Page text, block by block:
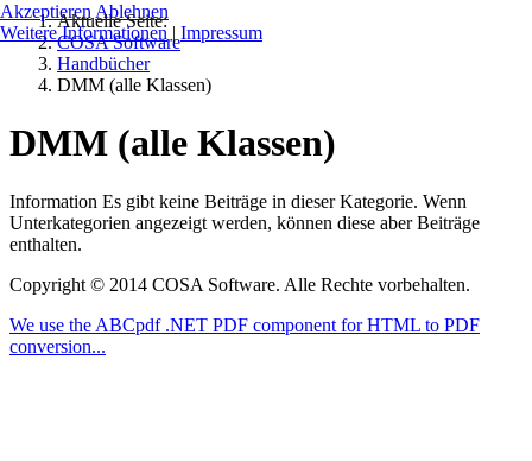
Aktuelle Seite:
COSA Software
Handbücher
DMM (alle Klassen)
DMM (alle Klassen)
Information Es gibt keine Beiträge in dieser Kategorie. Wenn
Unterkategorien angezeigt werden, können diese aber Beiträge
enthalten.
Copyright © 2014 COSA Software. Alle Rechte vorbehalten.
We use the ABCpdf .NET PDF component for HTML to PDF
conversion...
Akzeptieren Ablehnen
Weitere Informationen | Impressum